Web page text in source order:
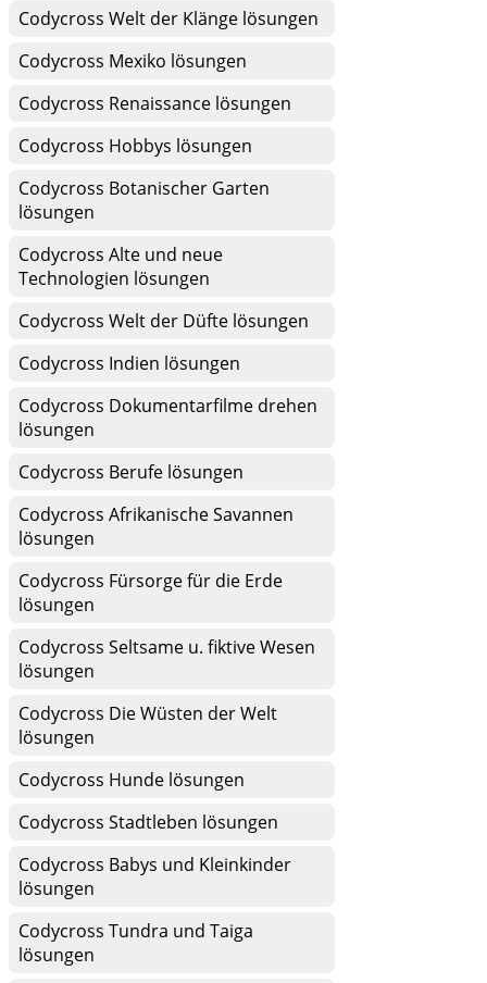
Codycross Welt der Klänge lösungen
Codycross Mexiko lösungen
Codycross Renaissance lösungen
Codycross Hobbys lösungen
Codycross Botanischer Garten
lösungen
Codycross Alte und neue
Technologien lösungen
Codycross Welt der Düfte lösungen
Codycross Indien lösungen
Codycross Dokumentarfilme drehen
lösungen
Codycross Berufe lösungen
Codycross Afrikanische Savannen
lösungen
Codycross Fürsorge für die Erde
lösungen
Codycross Seltsame u. fiktive Wesen
lösungen
Codycross Die Wüsten der Welt
lösungen
Codycross Hunde lösungen
Codycross Stadtleben lösungen
Codycross Babys und Kleinkinder
lösungen
Codycross Tundra und Taiga
lösungen